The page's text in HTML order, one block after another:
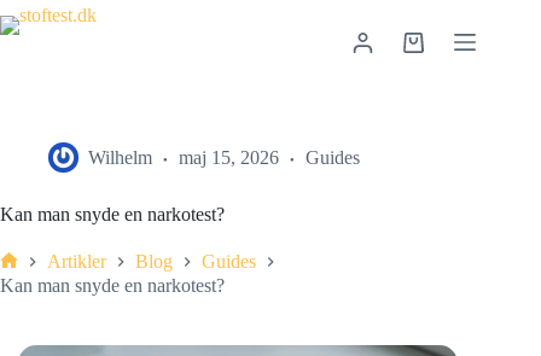
Wilhelm maj 15, 2026 Guides
Kan man snyde en narkotest?
Artikler Blog
Guides
Kan man snyde en narkotest?